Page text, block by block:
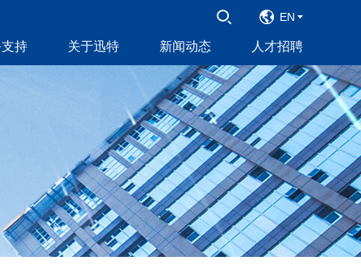
EN
持 关于迅特 新闻动态 人才招聘